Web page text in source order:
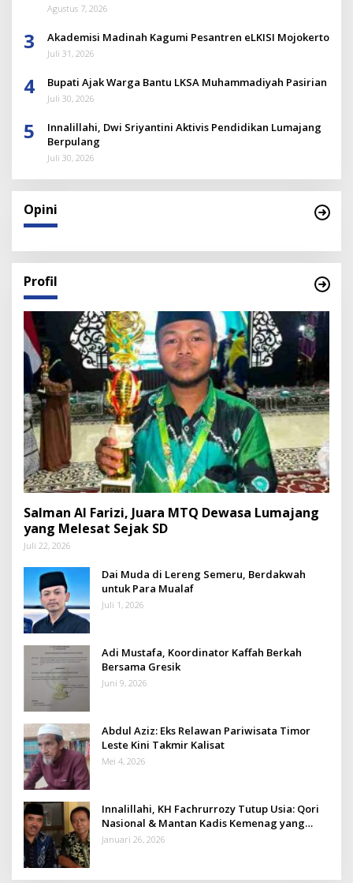
Agustus 7, 2026
3 Akademisi Madinah Kagumi Pesantren eLKISI Mojokerto
Juli 31, 2026
4 Bupati Ajak Warga Bantu LKSA Muhammadiyah Pasirian
Juli 30, 2026
5
Innalillahi, Dwi Sriyantini Aktivis Pendidikan Lumajang
Berpulang
Juli 30, 2026
Opini
Profil
Salman Al Farizi, Juara MTQ Dewasa Lumajang
yang Melesat Sejak SD
Juli 22, 2026
Dai Muda di Lereng Semeru, Berdakwah
untuk Para Mualaf
Juli 1, 2026
Adi Mustafa, Koordinator Kaffah Berkah
Bersama Gresik
Juni 9, 2026
Abdul Aziz: Eks Relawan Pariwisata Timor
Leste Kini Takmir Kalisat
Mei 4, 2026
Innalillahi, KH Fachrurrozy Tutup Usia: Qori
Nasional & Mantan Kadis Kemenag yang
Penuh Teladan
Januari 26, 2026